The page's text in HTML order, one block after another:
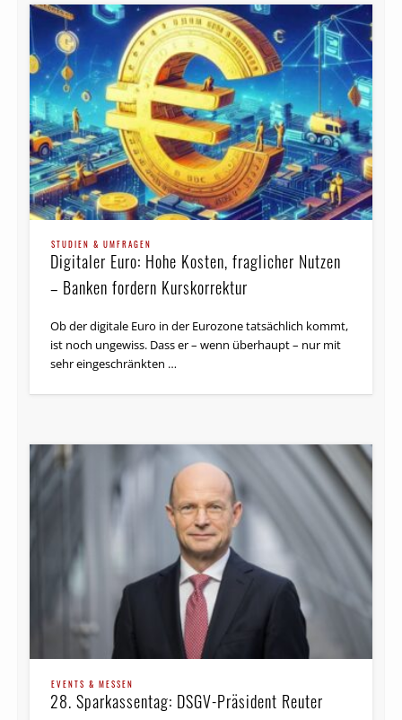
STUDIEN & UMFRAGEN
Digitaler Euro: Hohe Kosten, fraglicher Nutzen
– Banken fordern Kurskorrektur
Ob der digitale Euro in der Eurozone tatsächlich kommt,
ist noch ungewiss. Dass er – wenn überhaupt – nur mit
sehr eingeschränkten …
EVENTS & MESSEN
28. Sparkassentag: DSGV-Präsident Reuter